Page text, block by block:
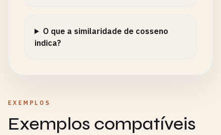
O que a similaridade de cosseno
indica?
EXEMPLOS
Exemplos compatíveis